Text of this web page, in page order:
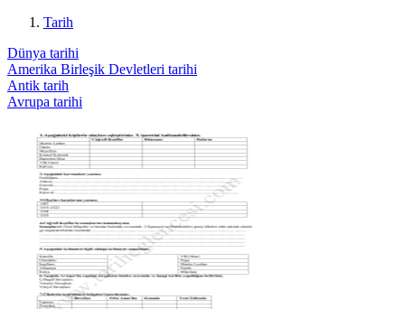
Tarih
Dünya tarihi
Amerika Birleşik Devletleri tarihi
Antik tarih
Avrupa tarihi